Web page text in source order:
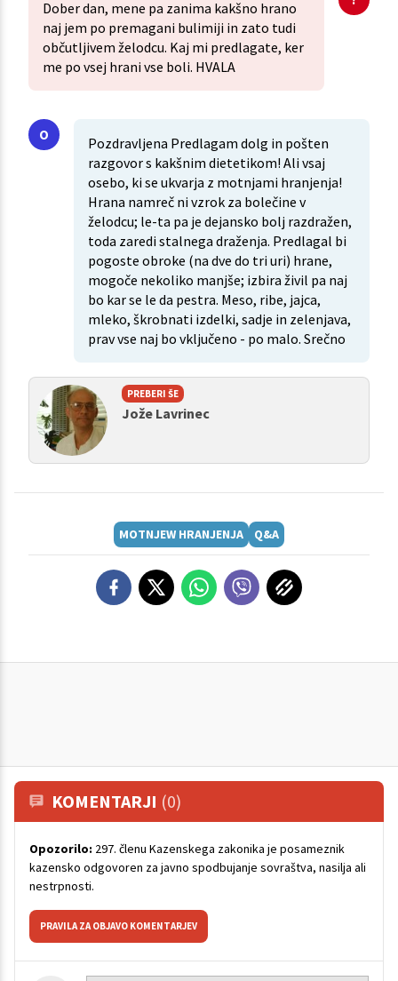
Dober dan, mene pa zanima kakšno hrano
naj jem po premagani bulimiji in zato tudi
občutljivem želodcu. Kaj mi predlagate, ker
me po vsej hrani vse boli. HVALA
Pozdravljena Predlagam dolg in pošten
razgovor s kakšnim dietetikom! Ali vsaj
osebo, ki se ukvarja z motnjami hranjenja!
Hrana namreč ni vzrok za bolečine v
želodcu; le-ta pa je dejansko bolj razdražen,
toda zaredi stalnega draženja. Predlagal bi
pogoste obroke (na dve do tri uri) hrane,
mogoče nekoliko manjše; izbira živil pa naj
bo kar se le da pestra. Meso, ribe, jajca,
mleko, škrobnati izdelki, sadje in zelenjava,
prav vse naj bo vključeno - po malo. Srečno
PREBERI ŠE
Jože Lavrinec
MOTNJEW HRANJENJA Q&A
KOMENTARJI (0)
Opozorilo: 297. členu Kazenskega zakonika je posameznik
kazensko odgovoren za javno spodbujanje sovraštva, nasilja ali
nestrpnosti.
PRAVILA ZA OBJAVO KOMENTARJEV